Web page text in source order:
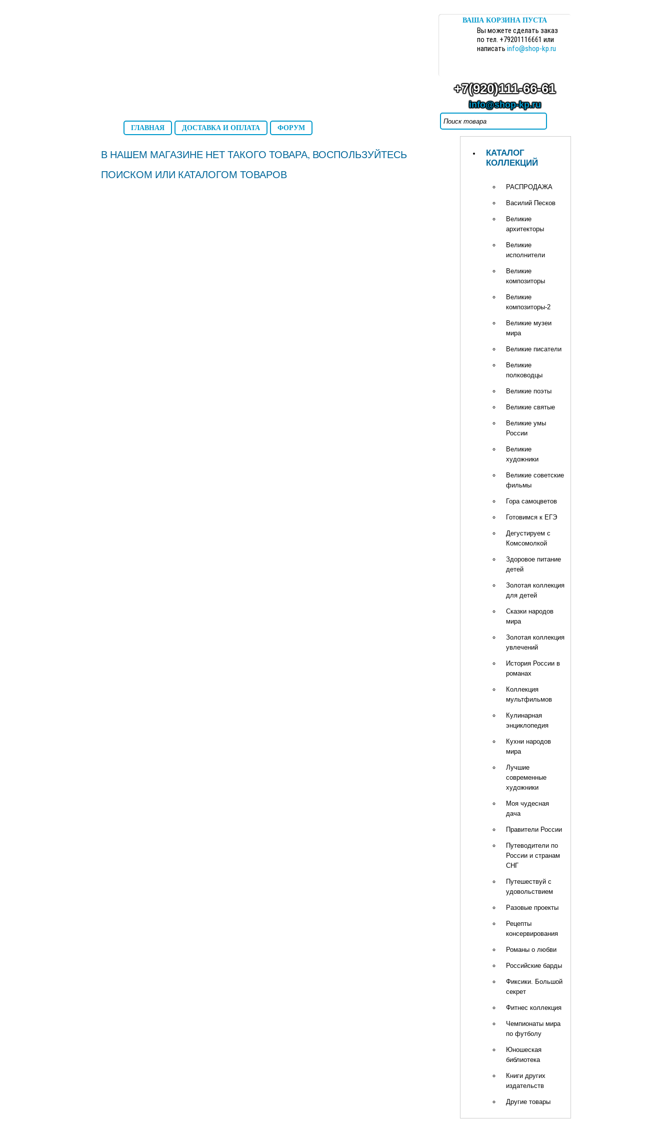
ГЛАВНАЯ ДОСТАВКА И ОПЛАТА ФОРУМ
+7(920)111-66-61
info@shop-kp.ru
КАТАЛОГ
КОЛЛЕКЦИЙ
РАСПРОДАЖА
Василий Песков
Великие
архитекторы
Великие
исполнители
Великие
композиторы
Великие
композиторы-2
Великие музеи
мира
Великие писатели
Великие
полководцы
Великие поэты
Великие святые
Великие умы
России
Великие
художники
Великие советские
фильмы
Гора самоцветов
Готовимся к ЕГЭ
Дегустируем с
Комсомолкой
Здоровое питание
детей
Золотая коллекция
для детей
Сказки народов
мира
Золотая коллекция
увлечений
История России в
романах
Коллекция
мультфильмов
Кулинарная
энциклопедия
Кухни народов
мира
Лучшие
современные
художники
Моя чудесная
дача
Правители России
Путеводители по
России и странам
СНГ
Путешествуй с
удовольствием
Разовые проекты
Рецепты
консервирования
Романы о любви
Российские барды
Фиксики. Большой
секрет
Фитнес коллекция
Чемпионаты мира
по футболу
Юношеская
библиотека
Книги других
издательств
Другие товары
ВАША КОРЗИНА ПУСТА
Вы можете сделать заказ
по тел. +79201116661 или
написать info@shop-kp.ru
В НАШЕМ МАГАЗИНЕ НЕТ ТАКОГО ТОВАРА, ВОСПОЛЬЗУЙТЕСЬ
ПОИСКОМ ИЛИ КАТАЛОГОМ ТОВАРОВ